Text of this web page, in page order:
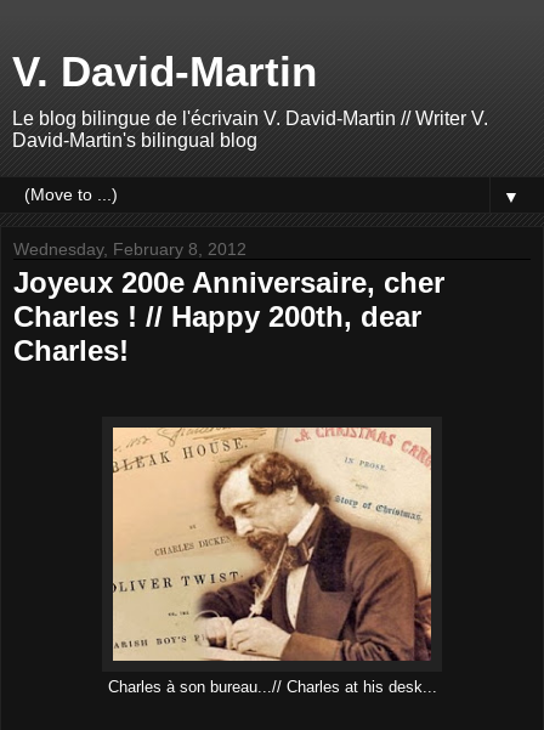
V. David-Martin
Le blog bilingue de l'écrivain V. David-Martin // Writer V.
David-Martin's bilingual blog
▼
Wednesday, February 8, 2012
Joyeux 200e Anniversaire, cher
Charles ! // Happy 200th, dear
Charles!
Charles à son bureau...// Charles at his desk...